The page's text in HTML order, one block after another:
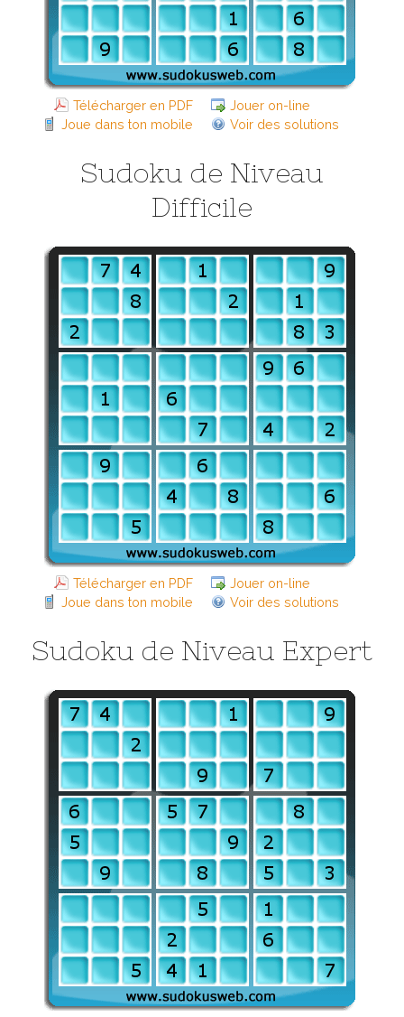
Télécharger en PDF
Jouer on-line
Joue dans ton mobile
Voir des solutions
Sudoku de Niveau
Difficile
Télécharger en PDF
Jouer on-line
Joue dans ton mobile
Voir des solutions
Sudoku de Niveau Expert